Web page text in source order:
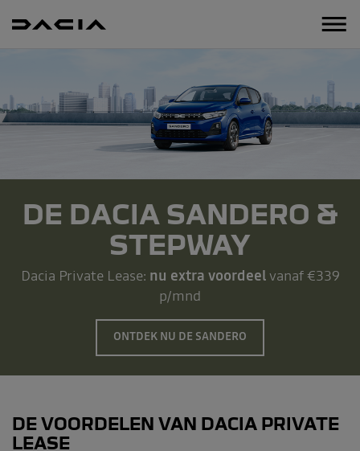
DE DACIA SANDERO &
STEPWAY
Dacia Private Lease: nu extra voordeelvanaf €339
p/mnd
ONTDEK NU DE SANDERO
DE VOORDELEN VAN DACIA PRIVATE
LEASE